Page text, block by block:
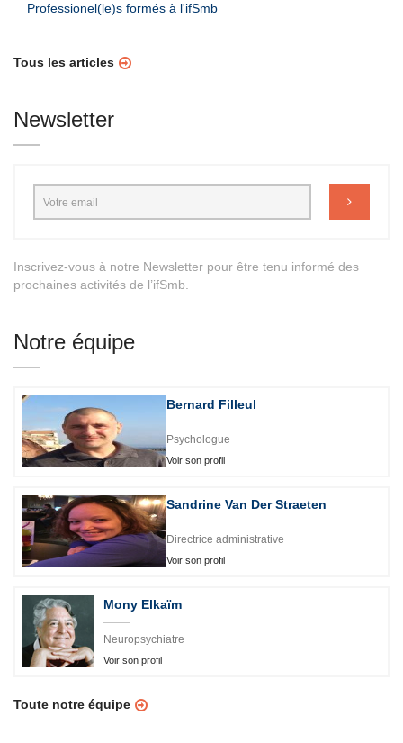
Professionel(le)s formés à l'ifSmb
Tous les articles
Newsletter
Inscrivez-vous à notre Newsletter pour être tenu informé des
prochaines activités de l’ifSmb.
Notre équipe
Bernard Filleul
Psychologue
Voir son profil
Sandrine Van Der Straeten
Directrice administrative
Voir son profil
Mony Elkaïm
Neuropsychiatre
Voir son profil
Toute notre équipe